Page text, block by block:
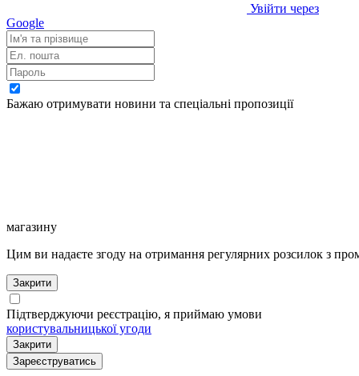
Увійти через
Google
Бажаю отримувати новини та спеціальні пропозиції
магазину
Цим ви надаєте згоду на отримання регулярних розсилок з
Закрити
Підтверджуючи реєстрацію, я приймаю умови
користувальницької угоди
Закрити
Зареєструватись